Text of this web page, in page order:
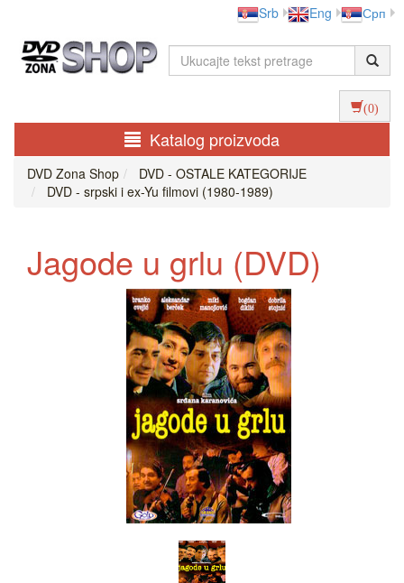
Srb Eng Срп
(0)
Katalog proizvoda
DVD Zona Shop
DVD - OSTALE KATEGORIJE
DVD - srpski i ex-Yu filmovi (1980-1989)
Jagode u grlu (DVD)